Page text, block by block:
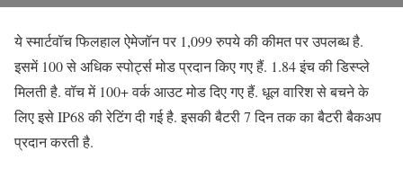
ये स्मार्टवॉच फिलहाल ऐमेजॉन पर 1,099 रुपये की कीमत पर उपलब्ध है.
इसमें 100 से अधिक स्पोर्ट्स मोड प्रदान किए गए हैं. 1.84 इंच की डिस्प्ले
मिलती है. वॉच में 100+ वर्क आउट मोड दिए गए हैं. धूल वारिश से बचने के
लिए इसे IP68 की रेटिंग दी गई है. इसकी बैटरी 7 दिन तक का बैटरी बैकअप
प्रदान करती है.